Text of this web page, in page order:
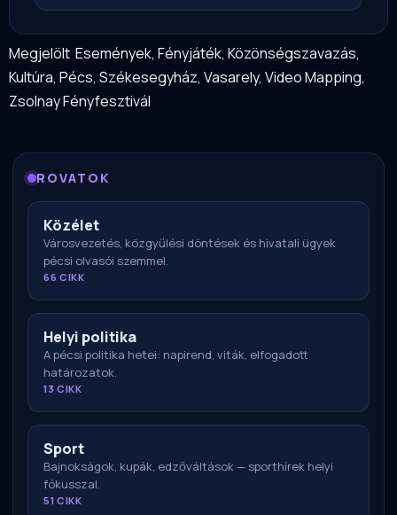
Megjelölt Események,Fényjáték,Közönségszavazás,
Kultúra, Pécs, Székesegyház, Vasarely, Video Mapping,
Zsolnay Fényfesztivál
ROVATOK
Közélet
Városvezetés, közgyűlési döntések és hivatali ügyek
pécsi olvasói szemmel.
66 CIKK
Helyi politika
A pécsi politika hetei: napirend, viták, elfogadott
határozatok.
13 CIKK
Sport
Bajnokságok, kupák, edzőváltások — sporthírek helyi
fókusszal.
51 CIKK